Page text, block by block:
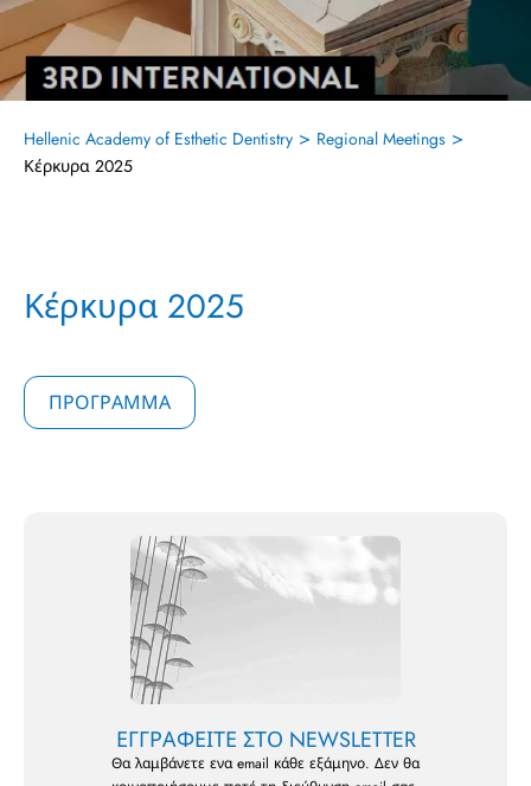
Hellenic Academy of Esthetic Dentistry > Regional Meetings >
Κέρκυρα 2025
Κέρκυρα 2025
ΠΡΟΓΡΑΜΜΑ
ΕΓΓΡΑΦΕΙΤΕ ΣΤΟ NEWSLETTER
Θα λαμβάνετε ενα email κάθε εξάμηνο. Δεν θα